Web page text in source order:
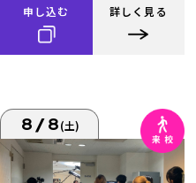
申し込む 詳しく見る
8/8(土)